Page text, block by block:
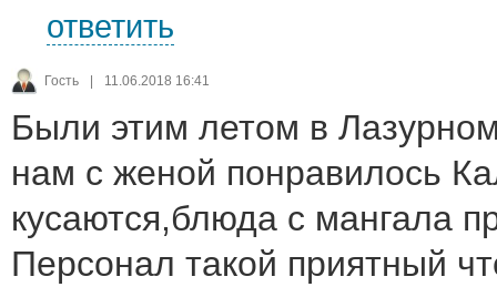
ответить
Гость | 11.06.2018 16:41
Были этим летом в
нам с женой понравилось
кусаются,блюда с мангала
Персонал такой приятный